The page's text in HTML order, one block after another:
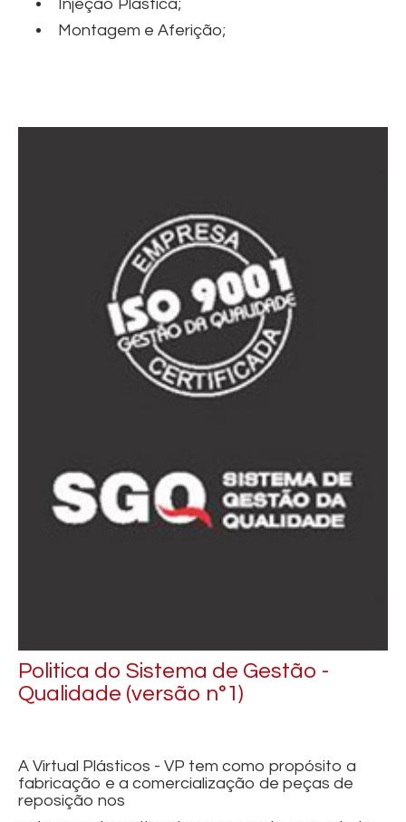
Injeção Plástica;
Montagem e Aferição;
Politica do Sistema de Gestão -
Qualidade (versão n°1)
A Virtual Plásticos - VP tem como propósito a
fabricação e a comercialização de peças de
reposição nos